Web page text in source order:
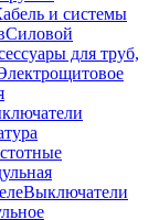
и системы
Силовой
для труб,
Выключатели